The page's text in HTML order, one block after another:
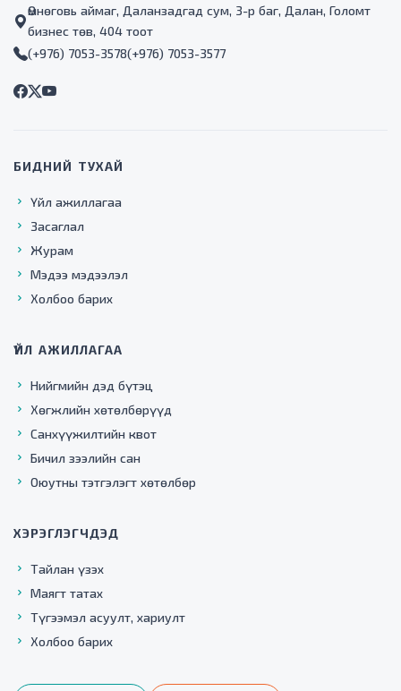
Өмнөговь аймаг, Даланзадгад сум, 3-р баг, Далан, Голомт
бизнес төв, 404 тоот
(+976) 7053-3578(+976) 7053-3577
БИДНИЙ ТУХАЙ
Үйл ажиллагаа
Засаглал
Журам
Мэдээ мэдээлэл
Холбоо барих
ҮЙЛ АЖИЛЛАГАА
Нийгмийн дэд бүтэц
Хөгжлийн хөтөлбөрүүд
Санхүүжилтийн квот
Бичил зээлийн сан
Оюутны тэтгэлэгт хөтөлбөр
ХЭРЭГЛЭГЧДЭД
Тайлан үзэх
Маягт татах
Түгээмэл асуулт, хариулт
Холбоо барих